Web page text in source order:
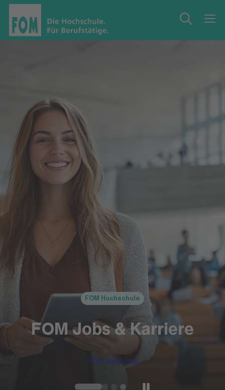
FOM Hochschule
FOM Jobs & Karriere
FOM Jobportal